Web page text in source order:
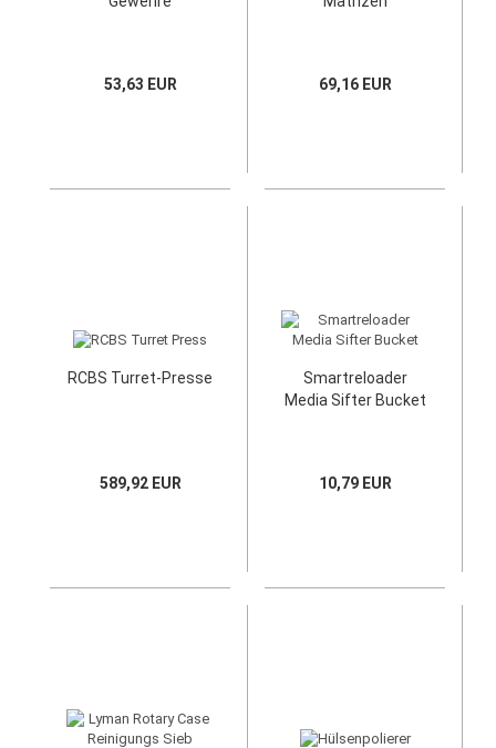
53,63 EUR 69,16 EUR
RCBS Turret-Presse
589,92 EUR
Smartreloader
Media Sifter Bucket
10,79 EUR